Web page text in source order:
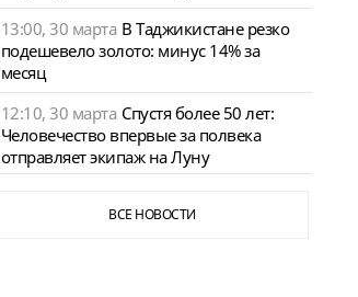
13:00, 30 марта В Таджикистане резко
подешевело золото: минус 14% за
месяц
12:10, 30 марта Спустя более 50 лет:
Человечество впервые за полвека
отправляет экипаж на Луну
ВСЕ НОВОСТИ